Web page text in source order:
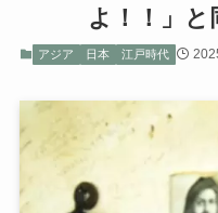
よ！！」と
アジア 日本 江戸時代